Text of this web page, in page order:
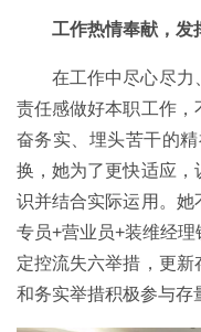
工作热情奉献，发
在工作中尽心尽力
责任感做好本职工作，
奋务实、埋头苦干的
换，她为了更快适应，
识并结合实际运用。
专员+营业员+装维经
定控流失六举措，更
和务实举措积极参与存